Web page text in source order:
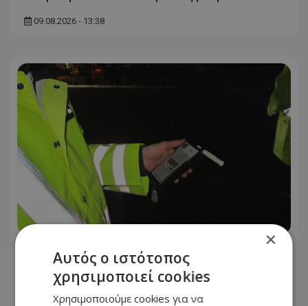
09.08.2026 - 13:38
Τροχαία με «βαριές» ενδείξεις αλκοόλ
– Στα ύψη το αλκοτέστ - Πόσο
«έγραψε»
×
Αυτός ο ιστότοπος
χρησιμοποιεί cookies
Χρησιμοποιούμε cookies για να